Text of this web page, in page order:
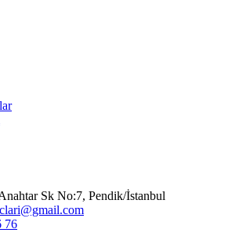
Sk No:7, Pendik/İstanbul
76